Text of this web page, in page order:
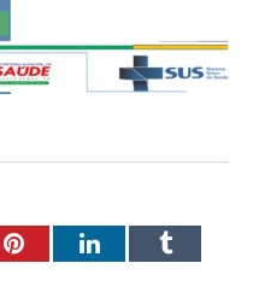
PinterestLinkedInTumblr